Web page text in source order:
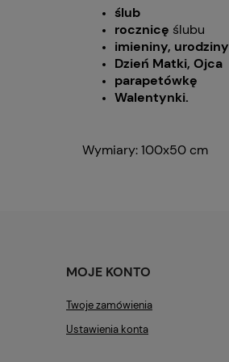
ślub
rocznicę ślubu
imieniny, urodziny
Dzień Matki, Ojca
parapetówkę
Walentynki.
Wymiary: 100x50 cm
MOJE KONTO
Twoje zamówienia
Ustawienia konta